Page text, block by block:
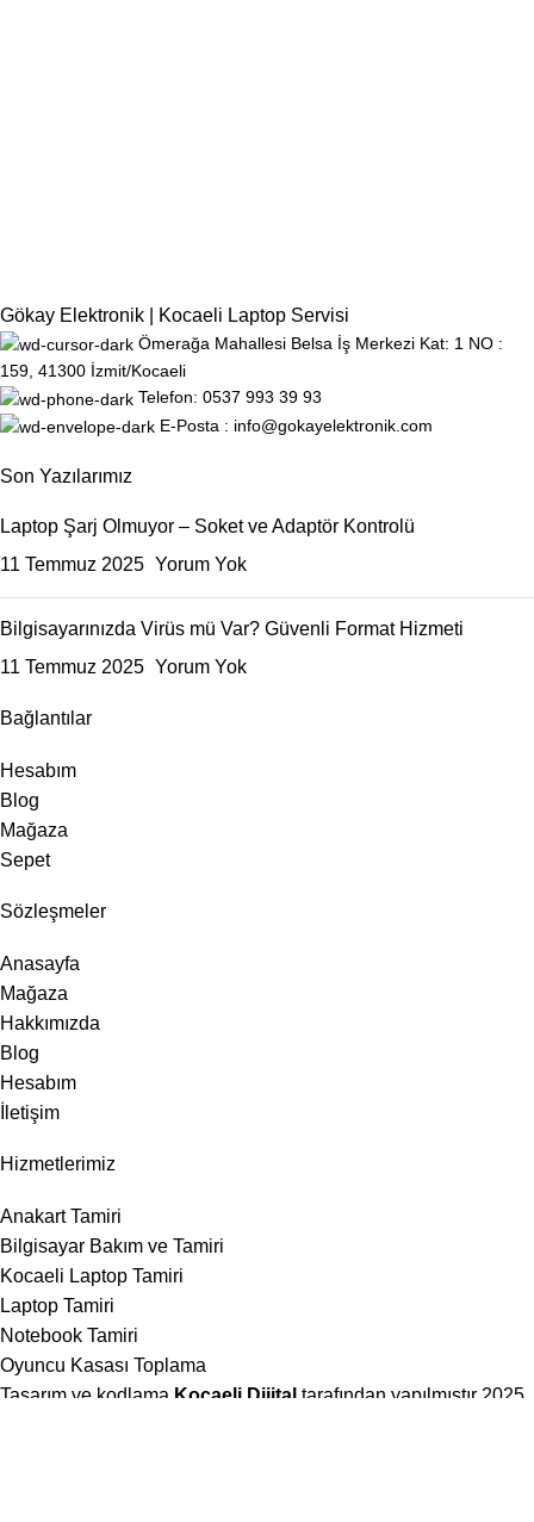
Gökay Elektronik | Kocaeli Laptop Servisi
Ömerağa Mahallesi Belsa İş Merkezi Kat: 1 NO :
159, 41300 İzmit/Kocaeli
Telefon: 0537 993 39 93
E-Posta : info@gokayelektronik.com
Son Yazılarımız
Laptop Şarj Olmuyor – Soket ve Adaptör Kontrolü
11 Temmuz 2025 Yorum Yok
Bilgisayarınızda Virüs mü Var? Güvenli Format Hizmeti
11 Temmuz 2025 Yorum Yok
Bağlantılar
Hesabım
Blog
Mağaza
Sepet
Sözleşmeler
Anasayfa
Mağaza
Hakkımızda
Blog
Hesabım
İletişim
Hizmetlerimiz
Anakart Tamiri
Bilgisayar Bakım ve Tamiri
Kocaeli Laptop Tamiri
Laptop Tamiri
Notebook Tamiri
Oyuncu Kasası Toplama
Tasarım ve kodlama Kocaeli Dijital tarafından yapılmıştır 2025